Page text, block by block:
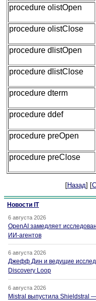
procedure olistOpen
procedure olistClose
procedure dlistOpen
procedure dlistClose
procedure dterm
procedure ddef
procedure preOpen
procedure preClose
[Назад] [
Новости IT
6 августа 2026
OpenAI замедляет
ИИ-агентов
6 августа 2026
Джефф Дин и ведущие
Discovery Loop
6 августа 2026
Mistral выпустила Shieldstral